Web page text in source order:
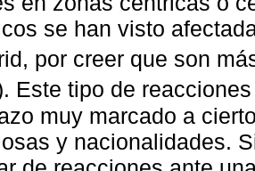
se han visto
por creer que son
Este tipo de
muy marcado a
y nacionalidades.